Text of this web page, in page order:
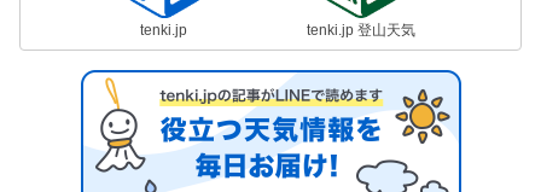
tenki.jp tenki.jp 登山天気